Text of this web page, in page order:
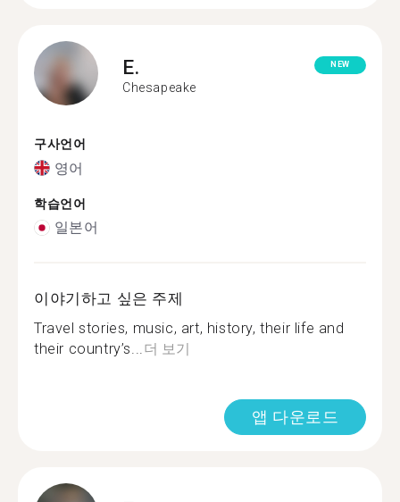
E.
Chesapeake
NEW
구사언어
영어
학습언어
일본어
이야기하고 싶은 주제
Travel stories, music, art, history, their life and
their country’s...더 보기
앱 다운로드